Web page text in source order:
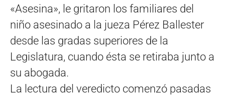
«Asesina», le gritaron los familiares del
niño asesinado a la jueza Pérez Ballester
desde las gradas superiores de la
Legislatura, cuando ésta se retiraba junto a
su abogada.
La lectura del veredicto comenzó pasadas